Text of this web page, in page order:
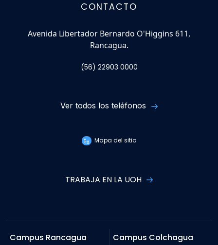
CONTACTO
Avenida Libertador Bernardo O'Higgins 611,
Rancagua.
(56) 22903 0000
Ver todos los teléfonos
Mapa del sitio
TRABAJA EN LA UOH
Campus Rancagua
Campus Colchagua